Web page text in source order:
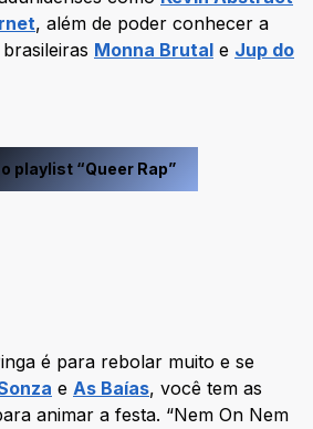
, além de poder conhecer a
Monna Brutal e Jup do
playlist “Queer Rap”
é para rebolar muito e se
e As Baías, você tem as
animar a festa. “Nem On Nem